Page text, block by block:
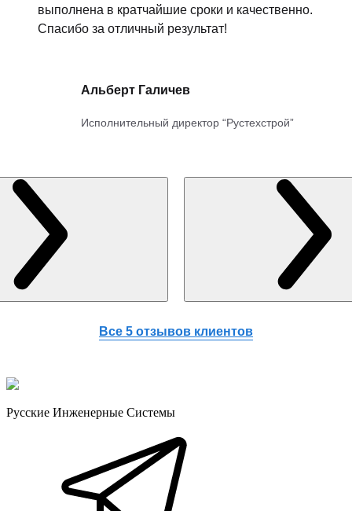
выполнена в кратчайшие сроки и качественно.
Спасибо за отличный результат!
Альберт Галичев
Исполнительный директор “Рустехстрой”
Все 5 отзывов клиентов
Русские Инженерные Системы